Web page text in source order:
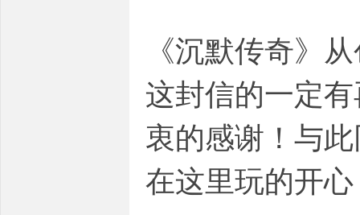
《沉默传奇》
这封信的一定
衷的感谢！与
在这里玩的开